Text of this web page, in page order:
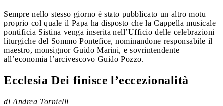
Sempre nello stesso giorno è stato pubblicato un altro motu
proprio col quale il Papa ha disposto che la Cappella musicale
pontificia Sistina venga inserita nell’Ufficio delle celebrazioni
liturgiche del Sommo Pontefice, nominandone responsabile il
maestro, monsignor Guido Marini, e sovrintendente
all’economia l’arcivescovo Guido Pozzo.
Ecclesia Dei finisce l’eccezionalità
di Andrea Tornielli